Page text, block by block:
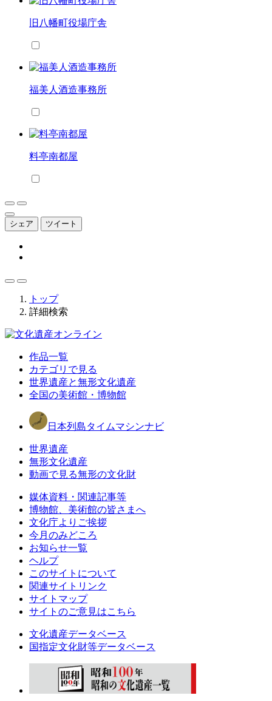
旧八幡町役場庁舎
福美人酒造事務所
料亭南都屋
シェア ツイート
トップ
詳細検索
作品一覧
カテゴリで見る
世界遺産と無形文化遺産
全国の美術館・博物館
日本列島タイムマシンナビ
世界遺産
無形文化遺産
動画で見る無形の文化財
媒体資料・関連記事等
博物館、美術館の皆さまへ
文化庁よりご挨拶
今月のみどころ
お知らせ一覧
ヘルプ
このサイトについて
関連サイトリンク
サイトマップ
サイトのご意見はこちら
文化遺産データベース
国指定文化財等データベース